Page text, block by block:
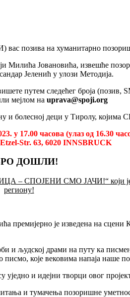
позива на хуманитарно
Милића Јовановића, извешће
Јеленић у улози Методија.
путем следећег броја (позив,
мејлом на uprava@spoji.org
болесној деци у Тиролу, којима
17.00 часова (улаз од 16.30
Str. 63, 6020 INNSBRUCK
ДОШЛИ!
– СПОЈЕНИ СМО ЈАЧИ!“ који је
региону!
је изведена на сцени
људској драми на путу ка
које вековима напаја наше
уједно и идејни творци овог
и тумачења позоришне